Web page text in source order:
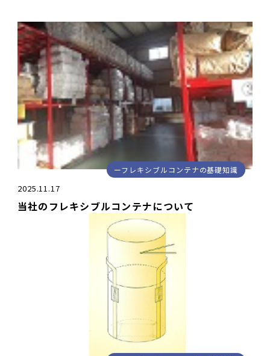
フレキシブルコンテナの基礎知識
2025.11.17
当社のフレキシブルコンテナについて